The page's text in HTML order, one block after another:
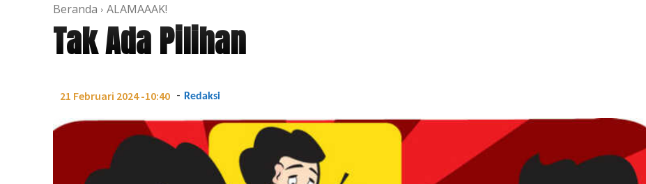
Beranda ALAMAAAK!
Tak Ada Pilihan
21 Februari 2024 -10:40 - Redaksi